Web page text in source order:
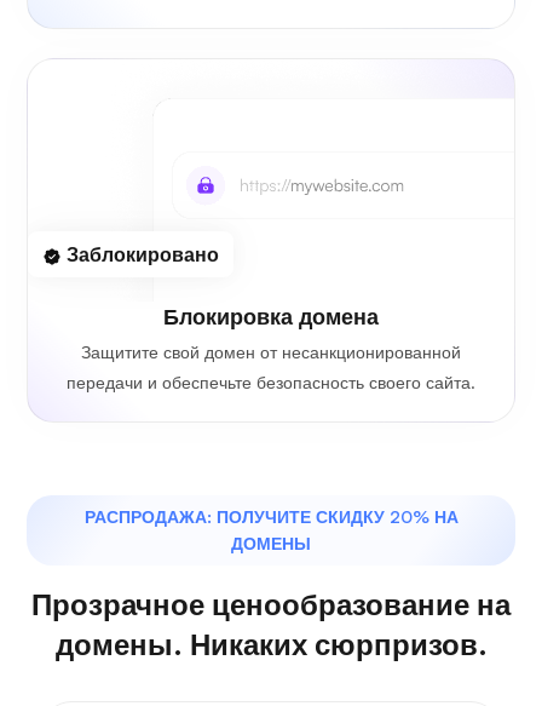
Заблокировано
Блокировка домена
Защитите свой домен от несанкционированной
передачи и обеспечьте безопасность своего сайта.
РАСПРОДАЖА: ПОЛУЧИТЕ СКИДКУ 20% НА
ДОМЕНЫ
Прозрачное ценообразование на
домены. Никаких сюрпризов.